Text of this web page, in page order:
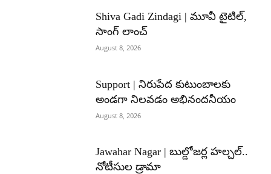
Shiva Gadi Zindagi | మూవీ టైటిల్,
సాంగ్ లాంచ్
August 8, 2026
Support | నిరుపేద కుటుంబాలకు
అండగా నిలవడం అభినందనీయం
August 8, 2026
Jawahar Nagar | బుల్డోజర్ల హల్చల్..
నోటీసుల డ్రామా